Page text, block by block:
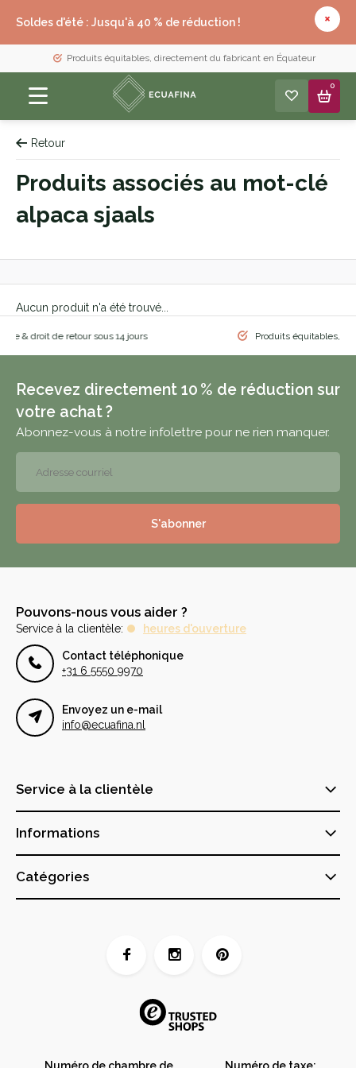
Soldes d'été : Jusqu'à 40 % de réduction !
Produits équitables, directement du fabricant en Équateur
0
Retour
Produits associés au mot-clé
alpaca sjaals
Aucun produit n'a été trouvé...
de retour sous 14 jours Produits équitables,
Recevez directement 10 % de réduction sur
votre achat ?
Abonnez-vous à notre infolettre pour ne rien manquer.
S'abonner
Pouvons-nous vous aider ?
Service à la clientèle: heures d'ouverture
Contact téléphonique
+31 6 5550 9970
Envoyez un e-mail
info@ecuafina.nl
Service à la clientèle
Informations
Catégories